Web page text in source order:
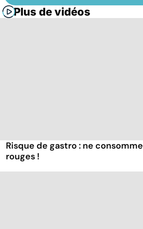
Plus de vidéos
Risque de gastro : ne
rouges !